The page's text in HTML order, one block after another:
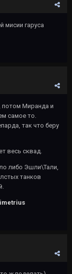
мисии гаруса
потом Миранда и
самое то.
так что беру
весь сквад.
либо Эшли\Тали,
танков